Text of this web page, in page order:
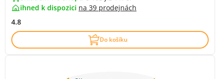
ihned k dispozici na 39 prodejnách
4.8
Do košíku